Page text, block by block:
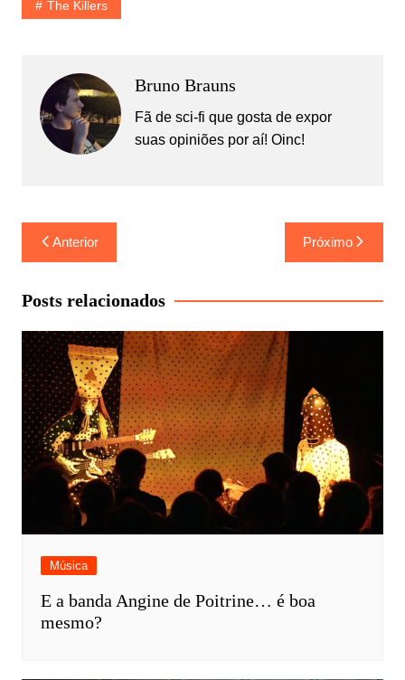
The Killers
Bruno Brauns
Fã de sci-fi que gosta de expor
suas opiniões por aí! Oinc!
Navegação
de
Post
Anterior Próximo
Posts relacionados
Música
E a banda Angine de Poitrine… é boa
mesmo?